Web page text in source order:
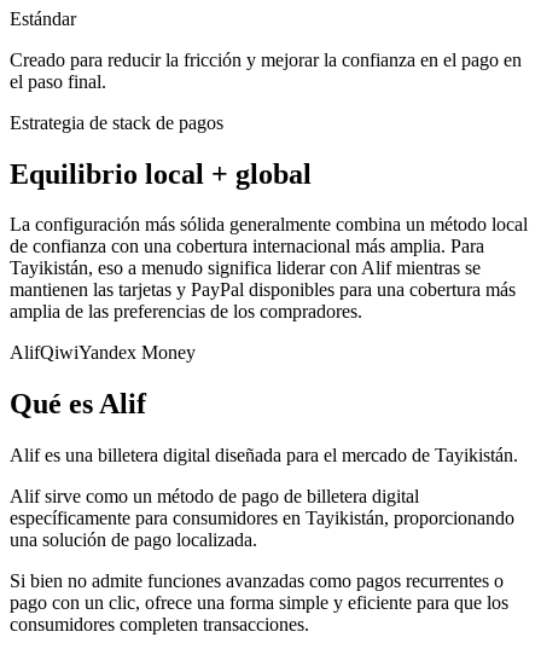
Estándar
Creado para reducir la fricción y mejorar la confianza en el pago en
el paso final.
Estrategia de stack de pagos
Equilibrio local + global
La configuración más sólida generalmente combina un método local
de confianza con una cobertura internacional más amplia. Para
Tayikistán, eso a menudo significa liderar con Alif mientras se
mantienen las tarjetas y PayPal disponibles para una cobertura más
amplia de las preferencias de los compradores.
AlifQiwiYandex Money
Qué es Alif
Alif es una billetera digital diseñada para el mercado de Tayikistán.
Alif sirve como un método de pago de billetera digital
específicamente para consumidores en Tayikistán, proporcionando
una solución de pago localizada.
Si bien no admite funciones avanzadas como pagos recurrentes o
pago con un clic, ofrece una forma simple y eficiente para que los
consumidores completen transacciones.